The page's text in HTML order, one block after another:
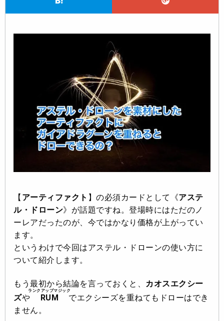
【 アーティファクト 】の必須カードとして《アステ
ル・ドローン》が話題ですね。登場時にはただのノ
ーレアだったのが、今ではかなり価格が上がってい
ます。
というわけで今回はアステル・ドローンの使い方に
ついて紹介します。
もう最初から結論を言っておくと、 カオスエクシー
ズや RUM
ランクアップマジック
でエクシーズを重ねてもドローはでき
ません。